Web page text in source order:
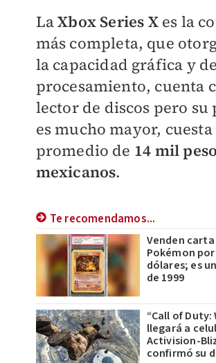
LaXbox Series X es la
más completa, que
la capacidad gráfica y de
procesamiento, cuenta
lector de discos pero su
es mucho mayor,
promedio de 14 mil
mexicanos.
Te recomendamos...
Venden carta
Pokémon
dólares; es
de 1999
“Call of Duty:
llegará a
Activision-
confirmó su